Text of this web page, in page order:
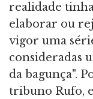
realidade
elaborar ou
vigor uma
consideradas
da bagunça".
tribuno Rufo,